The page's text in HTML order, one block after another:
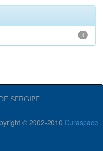
1
SERGIPE
© 2002-2010 Duraspace